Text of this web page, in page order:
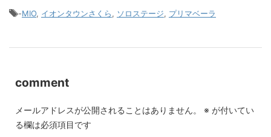
-MIO, イオンタウンさくら, ソロステージ, プリマベーラ
comment
メールアドレスが公開されることはありません。 ※ が付いてい
る欄は必須項目です